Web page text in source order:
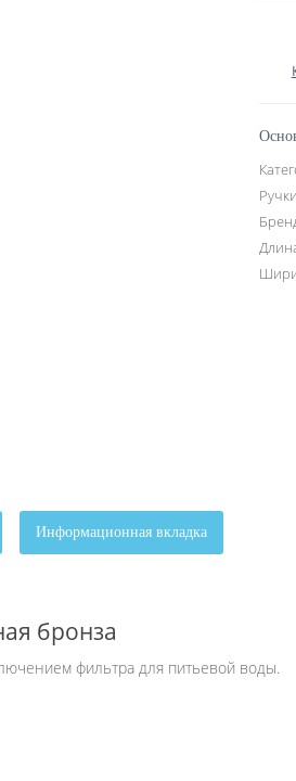
Информационная вкладка
бронза
фильтра для питьевой воды.